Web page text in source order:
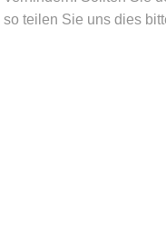
teilen Sie uns dies